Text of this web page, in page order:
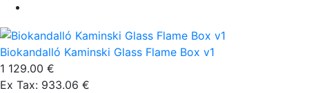
Biokandalló Kaminski Glass Flame Box v1
1 129.00 €
Ex Tax: 933.06 €